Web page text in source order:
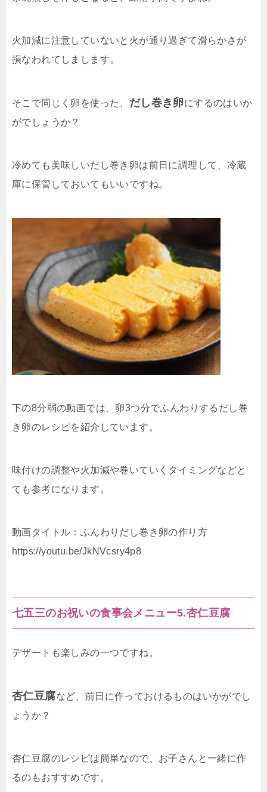
火加減に注意していないと火が通り過ぎて滑らかさが
損なわれてしまします。
そこで同じく卵を使った、 だし巻き卵にするのはいか
がでしょうか？
冷めても美味しいだし巻き卵は前日に調理して、冷蔵
庫に保管しておいてもいいですね。
下の8分弱の動画では、卵3つ分でふんわりするだし巻
き卵のレシピを紹介しています。
味付けの調整や火加減や巻いていくタイミングなどと
ても参考になります。
動画タイトル：ふんわりだし巻き卵の作り方
https://youtu.be/JkNVcsry4p8
七五三のお祝いの食事会メニュー5.杏仁豆腐
デザートも楽しみの一つですね。
杏仁豆腐など、前日に作っておけるものはいかがでし
ょうか？
杏仁豆腐のレシピは簡単なので、お子さんと一緒に作
るのもおすすめです。